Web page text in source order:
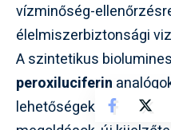
vízminőség-
élelmiszerbiztonsági
A szintetikus
peroxiluciferin
lehetőségeket kínál